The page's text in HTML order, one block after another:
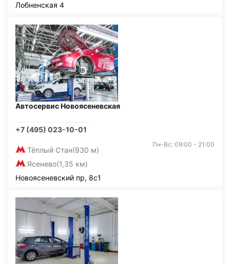
Лобненская 4
Автосервис Новоясеневская
+7 (495) 023-10-01
Тёплый Стан(930 м)
Ясенево(1,35 км)
Пн-Вс: 09:00 - 21:00
Новоясеневский пр, 8с1